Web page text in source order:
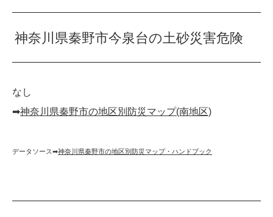
神奈川県秦野市今泉台の土砂災害危険
なし
➡︎神奈川県秦野市の地区別防災マップ(南地区)
データソース➡︎神奈川県秦野市の地区別防災マップ・ハンドブック